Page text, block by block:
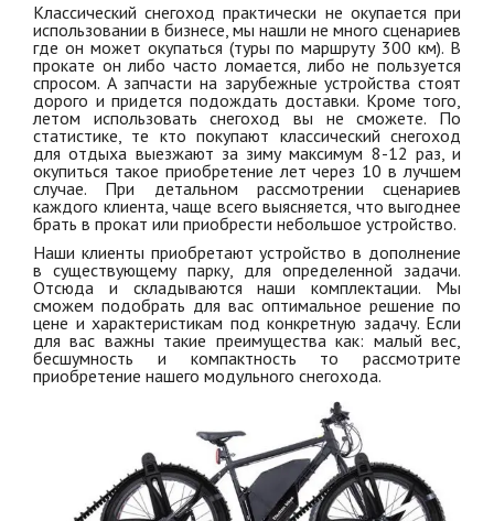
Классический снегоход практически не окупается при
использовании в бизнесе, мы нашли не много сценариев
где он может окупаться (туры по маршруту 300 км). В
прокате он либо часто ломается, либо не пользуется
спросом. А запчасти на зарубежные устройства стоят
дорого и придется подождать доставки. Кроме того,
летом использовать снегоход вы не сможете. По
статистике, те кто покупают классический снегоход
для отдыха выезжают за зиму максимум 8-12 раз, и
окупиться такое приобретение лет через 10 в лучшем
случае. При детальном рассмотрении сценариев
каждого клиента, чаще всего выясняется, что выгоднее
брать в прокат или приобрести небольшое устройство.
Наши клиенты приобретают устройство в дополнение
в существующему парку, для определенной задачи.
Отсюда и складываются наши комплектации. Мы
сможем подобрать для вас оптимальное решение по
цене и характеристикам под конкретную задачу. Если
для вас важны такие преимущества как: малый вес,
бесшумность и компактность то рассмотрите
приобретение нашего модульного снегохода.